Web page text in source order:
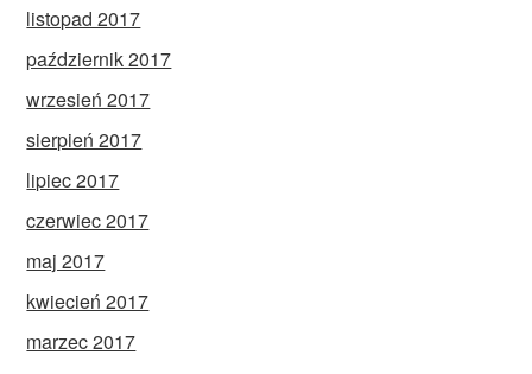
listopad 2017
październik 2017
wrzesień 2017
sierpień 2017
lipiec 2017
czerwiec 2017
maj 2017
kwiecień 2017
marzec 2017